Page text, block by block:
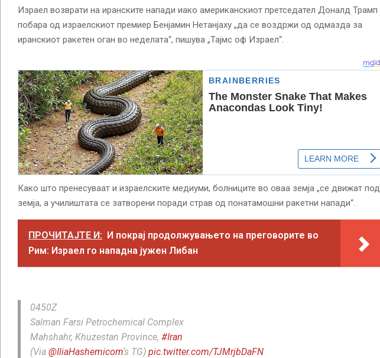
Израел возврати на иранските напади иако американскиот претседател Доналд Трамп
побара од израелскиот премиер Бенјамин Нетанјаху „да се воздржи од одмазда за
иранскиот ракетен оган во неделата“, пишува „Тајмс оф Израел“.
Како што пренесуваат и израелските медиуми, болниците во оваа земја „се движат под
земја, а училиштата се затворени поради страв од понатамошни ракетни напади“.
ПРОЧИТАЈТЕ И: И покрај продолжувањето на преговорите во
Рим: Израел го нападна јужен Либан
0450Z
Salman Farsi Petrochemical Complex
Mahshahr, Khuzestan Province, #Iran
(Via @IliaHashemicom‘s TG) pic.twitter.com/TJMrjbDaFN